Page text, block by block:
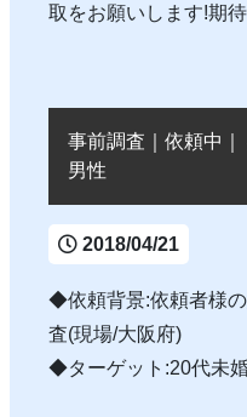
取をお願いします!期
事前調査｜依頼中
男性
2018/04/21
◆依頼背景:依頼者様
査(現場/大阪府)
◆ターゲット:20代未